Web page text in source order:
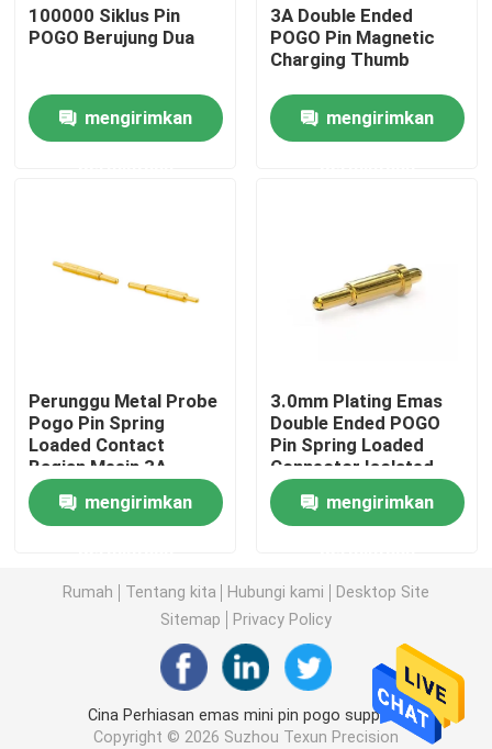
Berita
Semua Kasus
Pemadam minyak
Pin POGO berujung
SMT POGO Pin
Pin POGO Magnetik
Konektor Pin Pogo
100000 Siklus Pin
POGO Berujung Dua
mengirimkan
3A Double Ended
POGO Pin Magnetic
Charging Thumb
mengirimkan
Perunggu Metal Probe
Pogo Pin Spring
Loaded Contact
Bagian Mesin 3A
mengirimkan
3.0mm Plating Emas
Double Ended POGO
Pin Spring Loaded
Connector Isolated
Pogo Pin
mengirimkan
Rumah Tentang kita Hubungi kami
Desktop Site
Sitemap
Privacy Policy
Cina Perhiasan emas mini pin pogo supplier.
Copyright © 2026 Suzhou Texun Precision